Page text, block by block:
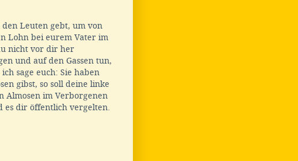
Leuten gebt, um von
Lohn bei eurem Vater im
nicht vor dir her
und auf den Gassen tun,
sage euch: Sie haben
gibst, so soll deine linke
Almosen im Verborgenen
es dir öffentlich vergelten.